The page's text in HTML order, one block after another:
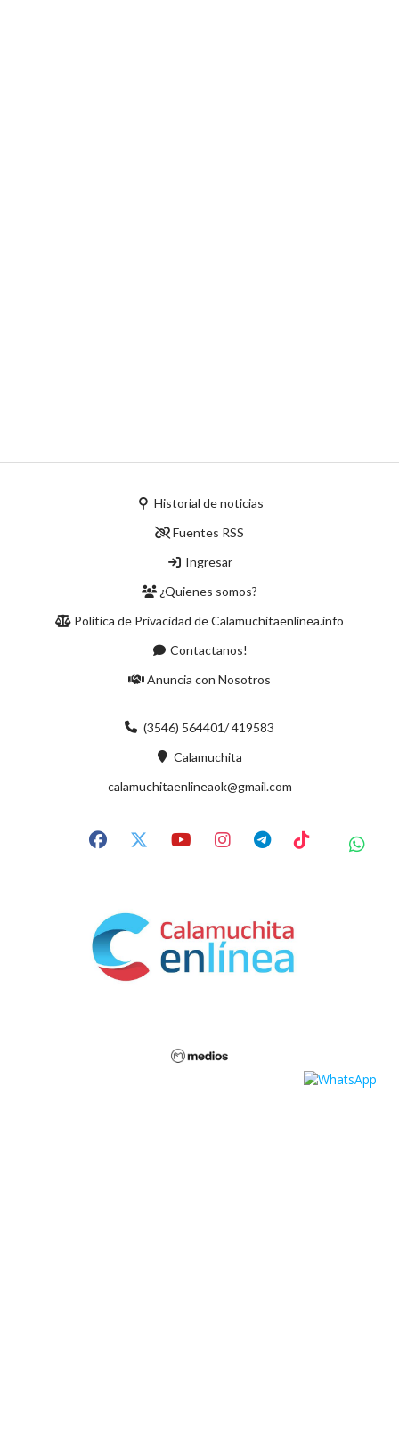
Historial de noticias
Fuentes RSS
Ingresar
¿Quienes somos?
Política de Privacidad de Calamuchitaenlinea.info
Contactanos!
Anuncia con Nosotros
(3546) 564401/ 419583
Calamuchita
calamuchitaenlineaok@gmail.com